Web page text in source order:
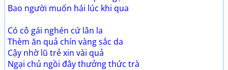
Bao người muốn hái lúc khi qua
Có cô gái nghén cứ lân la
Thèm ăn quả chín vàng sắc da
Cậy nhờ lũ trẻ xin vài quả
Ngại chủ ngồi đây thưởng thức trà